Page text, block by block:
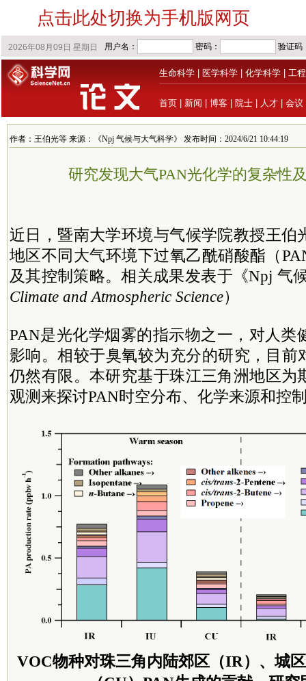
点击此处切换为手机版网页
生命科学 医学科学 化学科学 工
首页 新闻 博客 院士 人才 会议
作者：王伯光等 来源：《Npj 气候与大气科学》 发布时间：2024/6/21 10:44:19
研究发现大气PAN光化学的复杂性
近日，暨南大学环境与气候学院教授王伯
地区不同大气环境下过氧乙酰硝酸酯（
及其控制策略。相关成果发表于《Npj 气
Climate and Atmospheric Science）
PAN是光化学烟雾的指示物之一，对人类
影响。相较于臭氧较为充分的研究，目前
仍然有限。本研究基于珠江三角洲地区为
观测来探讨PAN时空分布、化学来源和控
VOC物种对珠三角内陆郊区（IR）、城